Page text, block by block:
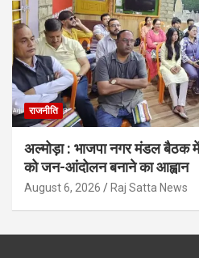
राजनीति
अल्मोड़ा : भाजपा नगर मंडल बैठक में
को जन-आंदोलन बनाने का आह्वान
August 6, 2026 Raj Satta News